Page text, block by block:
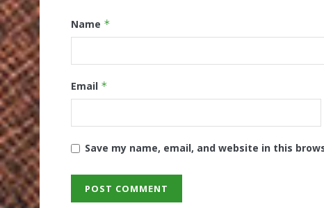
Name *
Email *
Save my name, email, and website in this